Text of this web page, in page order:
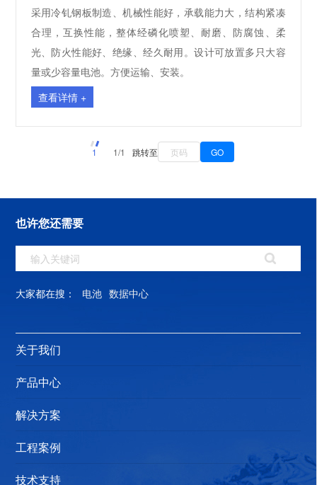
采用冷钆钢板制造、机械性能好，承载能力大，结构紧凑
合理，互换性能，整体经磷化喷塑、耐磨、防腐蚀、柔
光、防火性能好、绝缘、经久耐用。设计可放置多只大容
量或少容量电池。方便运输、安装。
查看详情 +
1 1/1 跳转至 GO
也许您还需要
大家都在搜： 电池 数据中心
关于我们
产品中心
解决方案
工程案例
技术支持